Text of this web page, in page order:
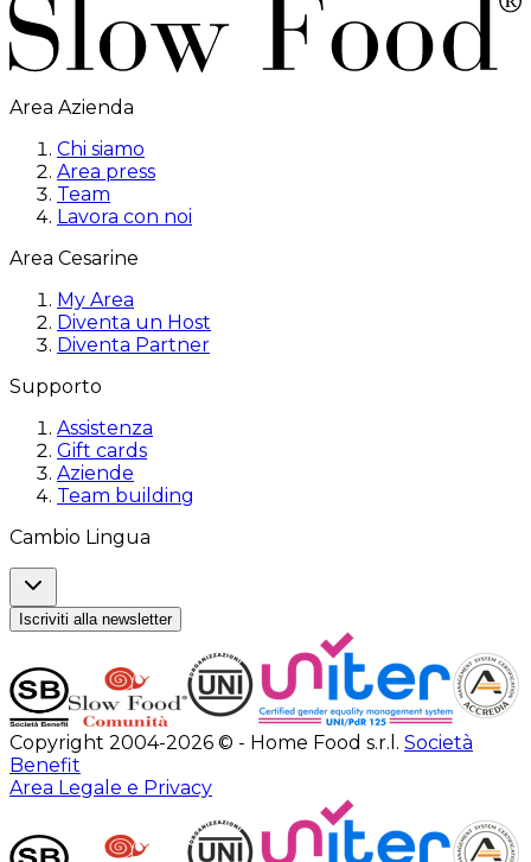
Area Azienda
Chi siamo
Area press
Team
Lavora con noi
Area Cesarine
My Area
Diventa un Host
Diventa Partner
Supporto
Assistenza
Gift cards
Aziende
Team building
Cambio Lingua
Iscriviti alla newsletter
Copyright 2004-2026 © - Home Food s.r.l. Società
Benefit
Area Legale e Privacy